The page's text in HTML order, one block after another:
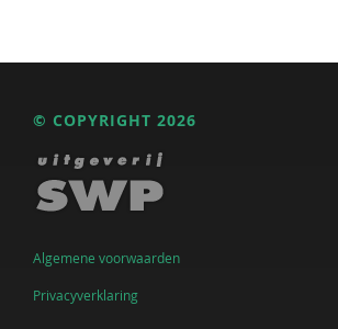
© COPYRIGHT 2026
Algemene voorwaarden
Privacyverklaring